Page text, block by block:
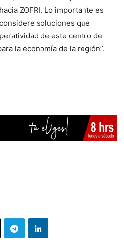
ZOFRI. Lo importante es
soluciones que
de este centro de
la economía de la región”.